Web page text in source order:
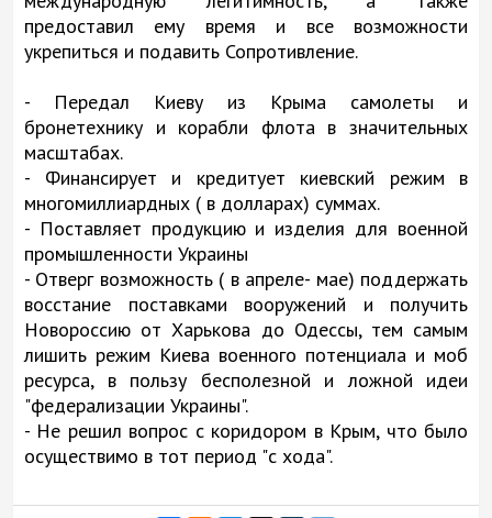
предоставил ему время и все возможности
укрепиться и подавить Сопротивление.
- Передал Киеву из Крыма самолеты и
бронетехнику и корабли флота в значительных
масштабах.
- Финансирует и кредитует киевский режим в
многомиллиардных ( в долларах) суммах.
- Поставляет продукцию и изделия для военной
промышленности Украины
- Отверг возможность ( в апреле- мае) поддержать
восстание поставками вооружений и получить
Новороссию от Харькова до Одессы, тем самым
лишить режим Киева военного потенциала и моб
ресурса, в пользу бесполезной и ложной идеи
"федерализации Украины".
- Не решил вопрос с коридором в Крым, что было
осуществимо в тот период "с хода".